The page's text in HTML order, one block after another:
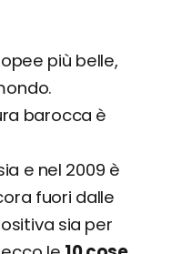
più belle,
barocca è
e nel 2009 è
fuori dalle
sia per